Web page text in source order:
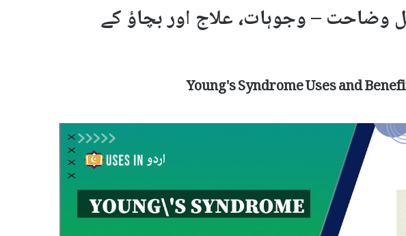
وضاحت – وجوہات، علاج اور بچاؤ کے
Young's Syndrome Uses and